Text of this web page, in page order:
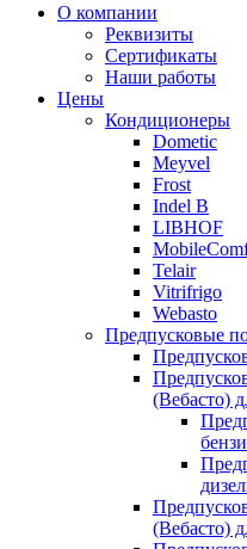
вверх
О компании
Реквизиты
Сертификаты
Наши работы
Цены
Кондиционеры
Dometic
Meyvel
Frost
Indel B
LIBHOF
Telair
Vitrifrigo
Webasto
Предпусковые
(Вебасто)
(Вебасто)